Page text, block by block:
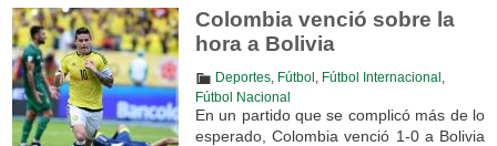
Colombia venció sobre la
hora a Bolivia
Deportes, Fútbol Fútbol Internacional
Fútbol Nacional
En un partido que se complicó más de lo
esperado, Colombia venció 1-0 a Bolivia